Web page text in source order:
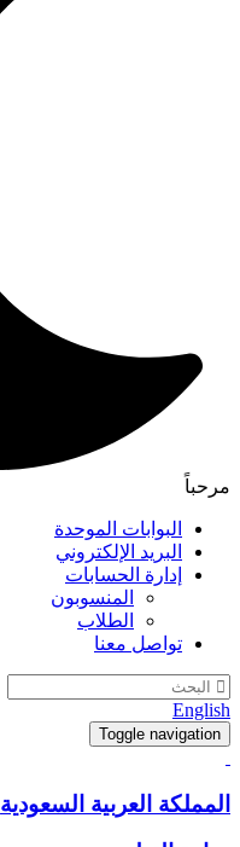
مرحباً
البوابات الموحدة
البريد الإلكتروني
إدارة الحسابات
المنسوبون
الطلاب
تواصل معنا
English
Toggle navigation
المملكة العربية السعودية